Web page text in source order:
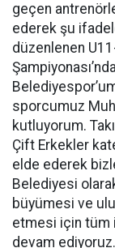
geçen
ederek şu
düzenlenen
sporcumuz
kutluyorum.
Çift Erkekler
elde ederek
Belediyesi
büyümesi ve
etmesi için tüm
devam